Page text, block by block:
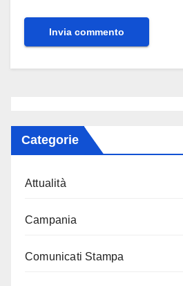
Categorie
Attualità
Campania
Comunicati Stampa